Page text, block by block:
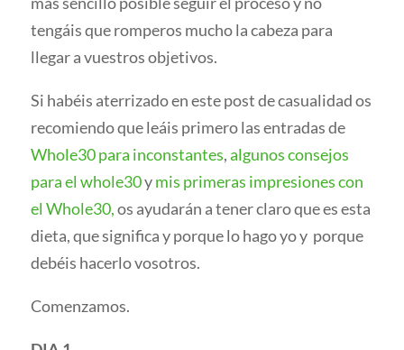
tengáis que romperos mucho la cabeza para
llegar a vuestros objetivos.
Si habéis aterrizado en este post de casualidad os
recomiendo que leáis primero las entradas de
Whole30 para inconstantes,algunos consejos
para el whole30ymis primeras impresiones con
el Whole30,os ayudarán a tener claro que es esta
dieta, que significa y porque lo hago yo y porque
debéis hacerlo vosotros.
Comenzamos.